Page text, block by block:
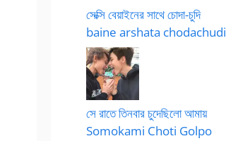
সেক্সি বেয়াইনের সাথে চোদা-চুদি
baine arshata chodachudi
সে রাতে তিনবার চুদেছিলো আমায়
Somokami Choti Golpo